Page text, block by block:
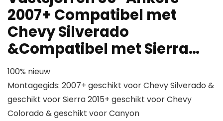
2007+ Compatibel met
Chevy Silverado
&Compatibel met Sierra…
100% nieuw
Montagegids: 2007+ geschikt voor Chevy Silverado &
geschikt voor Sierra 2015+ geschikt voor Chevy
Colorado & geschikt voor Canyon